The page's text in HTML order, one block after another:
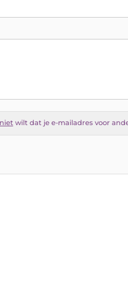
nietwilt dat je e-mailadres voor